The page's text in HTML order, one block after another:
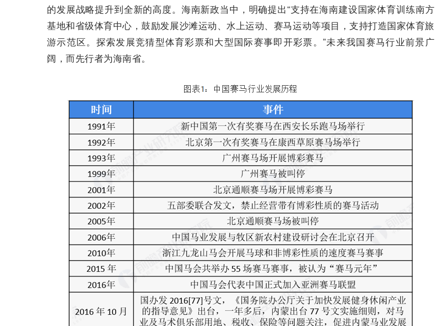
的发展战略提升到全新的高度。海南新政当中，明确提出“支持在海南建设国家体育训练南方
基地和省级体育中心，鼓励发展沙滩运动、水上运动、赛马运动等项目，支持打造国家体育旅
游示范区。探索发展竞猜型体育彩票和大型国际赛事即开彩票。”未来我国赛马行业前景广
阔，而先行者为海南省。